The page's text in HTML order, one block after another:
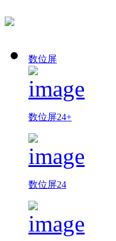
数位屏
数位屏24+
数位屏24